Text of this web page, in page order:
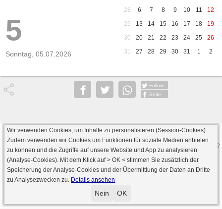
5
Sonntag, 05.07.2026
28
6 7 8 9 10 11
12
29
13 14 15 16 17 18
19
30
20 21 22 23 24 25
26
31
27 28 29 30 31 1 2
Follow
Seite
· Serverversion: 2026 6.241 · registrierte Spieler: 501.048 ·
Online Skat Server: 142 (private Server:136)
Wir verwenden Cookies, um Inhalte zu personalisieren (Session-Cookies).
Zudem verwenden wir Cookies um Funktionen für soziale Medien anbieten
zu können und die Zugriffe auf unsere Website und App zu analysieren
(Analyse-Cookies). Mit dem Klick auf> OK < stimmen Sie zusätzlich der
Speicherung der Analyse-Cookies und der Übermittlung der Daten an Dritte
zu Analysezwecken zu. Details ansehen
Nein OK